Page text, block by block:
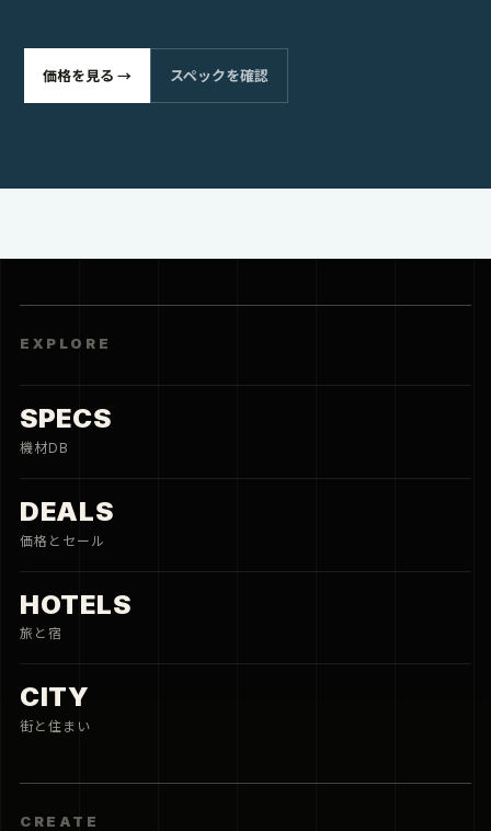
価格を見る → スペックを確認
EXPLORE
SPECS
機材DB
DEALS
価格とセール
HOTELS
旅と宿
CITY
街と住まい
CREATE